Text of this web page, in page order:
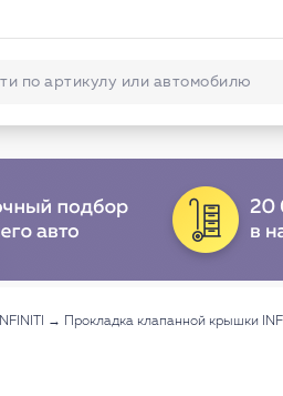
→ Прокладка клапанной крышки